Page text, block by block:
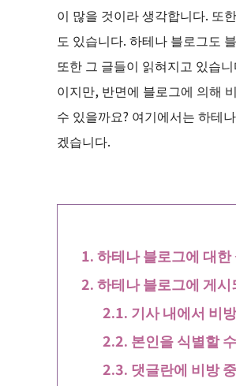
이 많을 것이라 생각합니다. 또
도 있습니다. 하테나 블로그도
또한 그 글들이 읽혀지고 있습
이지만, 반면에 블로그에 의해
수 있을까요? 여기에서는 하테
겠습니다.
하테나 블로그에 대한
하테나 블로그에 게
기사 내에서 비
본인을 식별할
댓글란에 비방